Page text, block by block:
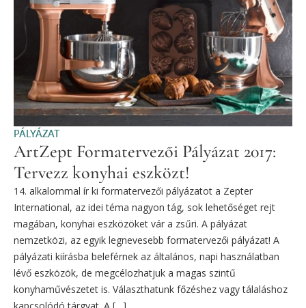
PÁLYÁZAT
ArtZept Formatervezői Pályázat 2017:
Tervezz konyhai eszközt!
14. alkalommal ír ki formatervezői pályázatot a Zepter
International, az idei téma nagyon tág, sok lehetőséget rejt
magában, konyhai eszközöket vár a zsűri. A pályázat
nemzetközi, az egyik legnevesebb formatervezői pályázat! A
pályázati kiírásba beleférnek az általános, napi használatban
lévő eszközök, de megcélozhatjuk a magas szintű
konyhaművészetet is. Választhatunk főzéshez vagy tálaláshoz